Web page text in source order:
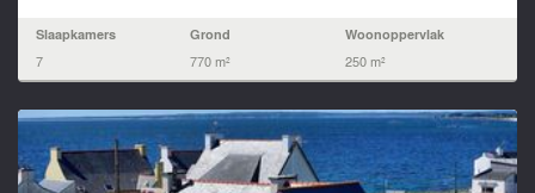
Slaapkamers
7
Grond
770 m²
Woonoppervlak
250 m²